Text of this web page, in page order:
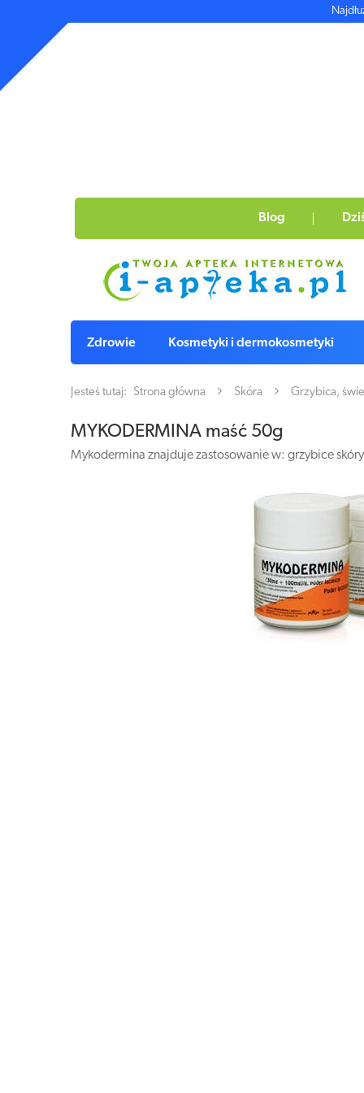
Blog
Zdrowie Kosmetyki i dermokosmetyki
Jesteś tutaj: Strona główna Skóra Grzybica,
MYKODERMINA maść 50g
Mykodermina znajduje zastosowanie w: grzybice